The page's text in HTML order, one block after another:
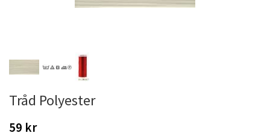
Tråd Polyester
59 kr